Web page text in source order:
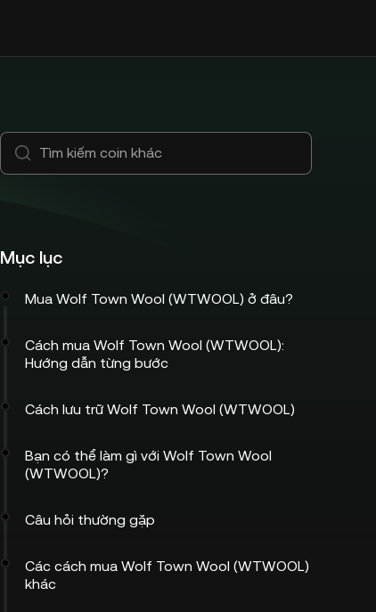
Mục lục
Mua Wolf Town Wool (WTWOOL) ở đâu?
Cách mua Wolf Town Wool (WTWOOL):
Hướng dẫn từng bước
Cách lưu trữ Wolf Town Wool (WTWOOL)
Bạn có thể làm gì với Wolf Town Wool
(WTWOOL)?
Câu hỏi thường gặp
Các cách mua Wolf Town Wool (WTWOOL)
khác